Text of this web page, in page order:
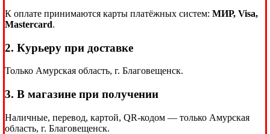
К оплате принимаются карты платёжных систем: МИР, Visa,
Mastercard.
2. Курьеру при доставке
Только Амурская область, г. Благовещенск.
3. В магазине при получении
Наличные, перевод, картой, QR-кодом — только Амурская
область, г. Благовещенск.